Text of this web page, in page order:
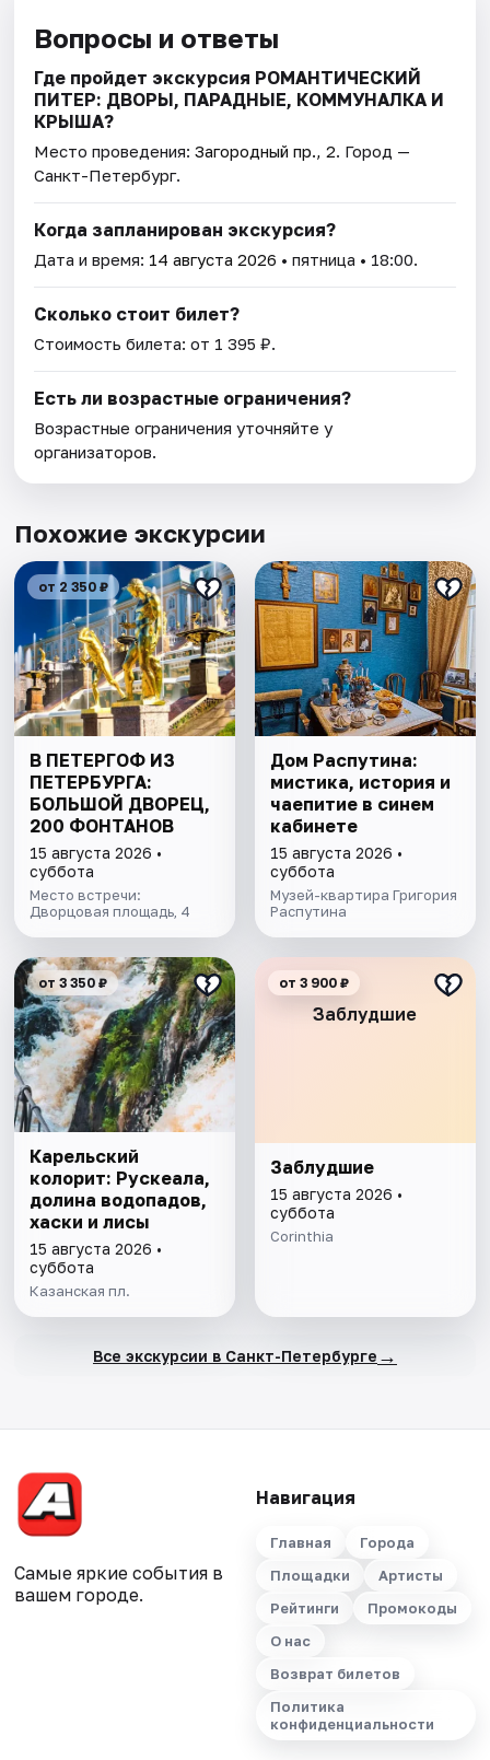
Вопросы и ответы
Где пройдет экскурсия РОМАНТИЧЕСКИЙ
ПИТЕР: ДВОРЫ, ПАРАДНЫЕ, КОММУНАЛКА И
КРЫША?
Место проведения:Загородный пр., 2. Город —
Санкт-Петербург.
Когда запланирован экскурсия?
Дата и время: 14 августа 2026 • пятница • 18:00.
Сколько стоит билет?
Стоимость билета: от 1 395 ₽.
Есть ли возрастные ограничения?
Возрастные ограничения уточняйте у
организаторов.
Похожие экскурсии
от 2 350 ₽
В ПЕТЕРГОФ ИЗ
ПЕТЕРБУРГА:
БОЛЬШОЙ ДВОРЕЦ,
200 ФОНТАНОВ
15 августа 2026 •
суббота
Место встречи:
Дворцовая площадь, 4
Дом Распутина:
мистика, история и
чаепитие в синем
кабинете
15 августа 2026 •
суббота
Музей-квартира Григория
Распутина
от 3 350 ₽
Карельский
колорит: Рускеала,
долина водопадов,
хаски и лисы
15 августа 2026 •
суббота
Казанская пл.
Заблудшие
от 3 900 ₽
Заблудшие
15 августа 2026 •
суббота
Corinthia
Все экскурсии в Санкт-Петербурге →
Самые яркие события в
вашем городе.
Навигация
Главная
Города
Площадки
Артисты
Рейтинги
Промокоды
О нас
Возврат билетов
Политика
конфиденциальности